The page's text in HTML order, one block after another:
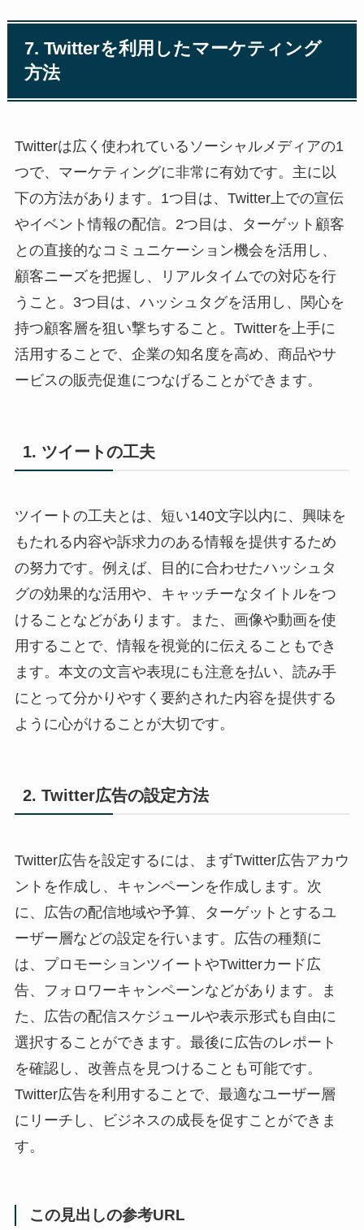
7. Twitterを利用したマーケティング
方法
Twitterは広く使われているソーシャルメディアの1
つで、マーケティングに非常に有効です。主に以
下の方法があります。1つ目は、Twitter上での宣伝
やイベント情報の配信。2つ目は、ターゲット顧客
との直接的なコミュニケーション機会を活用し、
顧客ニーズを把握し、リアルタイムでの対応を行
うこと。3つ目は、ハッシュタグを活用し、関心を
持つ顧客層を狙い撃ちすること。Twitterを上手に
活用することで、企業の知名度を高め、商品やサ
ービスの販売促進につなげることができます。
1. ツイートの工夫
ツイートの工夫とは、短い140文字以内に、興味を
もたれる内容や訴求力のある情報を提供するため
の努力です。例えば、目的に合わせたハッシュタ
グの効果的な活用や、キャッチーなタイトルをつ
けることなどがあります。また、画像や動画を使
用することで、情報を視覚的に伝えることもでき
ます。本文の文言や表現にも注意を払い、読み手
にとって分かりやすく要約された内容を提供する
ように心がけることが大切です。
2. Twitter広告の設定方法
Twitter広告を設定するには、まずTwitter広告アカウ
ントを作成し、キャンペーンを作成します。次
に、広告の配信地域や予算、ターゲットとするユ
ーザー層などの設定を行います。広告の種類に
は、プロモーションツイートやTwitterカード広
告、フォロワーキャンペーンなどがあります。ま
た、広告の配信スケジュールや表示形式も自由に
選択することができます。最後に広告のレポート
を確認し、改善点を見つけることも可能です。
Twitter広告を利用することで、最適なユーザー層
にリーチし、ビジネスの成長を促すことができま
す。
この見出しの参考URL